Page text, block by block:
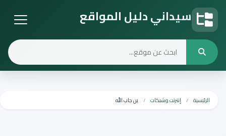
سيداني دليل المواقع
الرئيسية إنترنت وشبكات بن جاب الله